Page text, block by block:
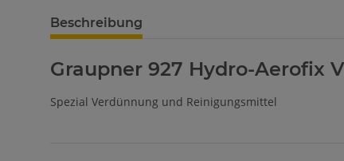
Beschreibung
Graupner 927 Hydro-Aerofix
Spezial Verdünnung und Reinigungsmittel